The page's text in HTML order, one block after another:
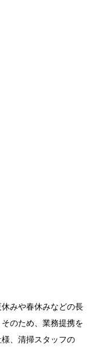
みや春休みなどの長
のため、業務提携を
、清掃スタッフの